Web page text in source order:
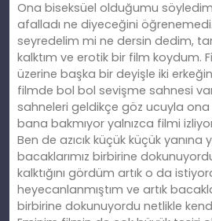
Ona biseksüel olduğumu
afalladı ne diyeceğini
seyredelim mi ne dersin dedim,
kalktım ve erotik bir film koydum.
üzerine başka bir deyişle iki erkeğin
filmde bol bol sevişme sahnesi
sahneleri geldikçe göz ucuyla
bana bakmıyor yalnızca filmi
Ben de azıcık küçük küçük yanına
bacaklarımız birbirine
kalktığını gördüm artık o da
heyecanlanmıştım ve artık
birbirine dokunuyordu netlikle